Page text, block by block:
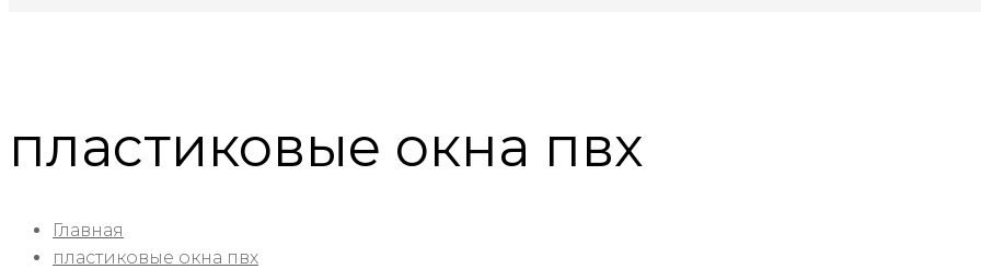
пластиковые окна пвх
Главная
пластиковые окна пвх